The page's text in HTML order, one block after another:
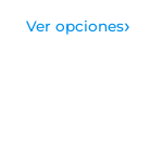
Ver opciones›